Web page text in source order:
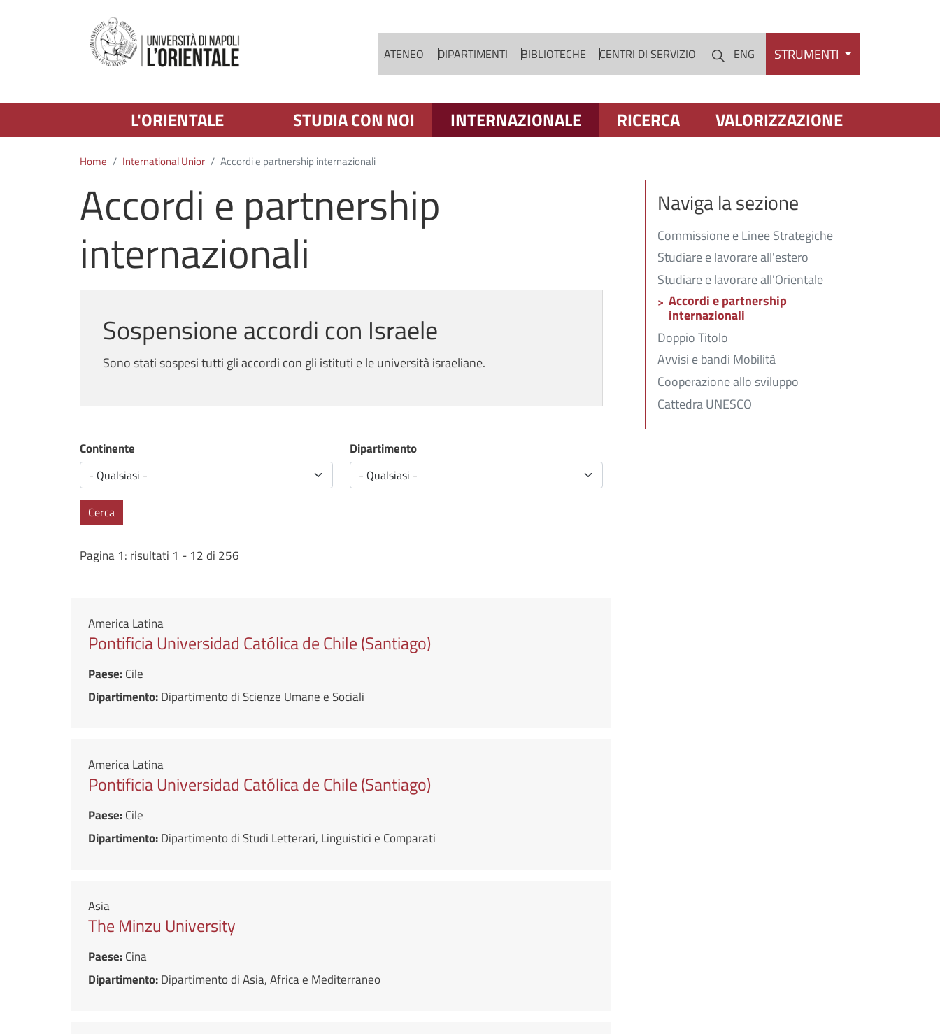
ATENEO DIPARTIMENTI BIBLIOTECHE CENTRI DI SERVIZIO CercaENG STRUMENTI
L'ORIENTALE STUDIA CON NOI INTERNAZIONALE RICERCA VALORIZZAZIONE
Home International Unior Accordi e partnership internazionali
Accordi e partnership
internazionali
Sospensione accordi con Israele
Sono stati sospesi tutti gli accordi con gli istituti e le università israeliane.
Continente Dipartimento
Cerca
Pagina 1: risultati 1 - 12 di 256
America Latina
Pontificia Universidad Católica de Chile (Santiago)
Paese:Cile
Dipartimento:Dipartimento di Scienze Umane e Sociali
America Latina
Pontificia Universidad Católica de Chile (Santiago)
Paese:Cile
Dipartimento:Dipartimento di Studi Letterari, Linguistici e Comparati
Asia
The Minzu University
Paese:Cina
Dipartimento:Dipartimento di Asia, Africa e Mediterraneo
Naviga la sezione
Commissione e Linee Strategiche
Studiare e lavorare all'estero
Studiare e lavorare all'Orientale
Accordi e partnership
internazionali
Doppio Titolo
Avvisi e bandi Mobilità
Cooperazione allo sviluppo
Cattedra UNESCO